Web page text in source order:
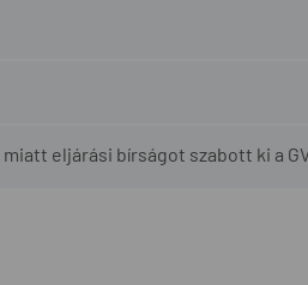
eljárási bírságot szabott ki a